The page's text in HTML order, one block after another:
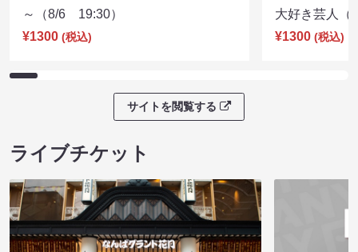
～（8/6 19:30）
¥1300 (税込)
大好き芸人
¥1300 (税込)
サイトを閲覧する
ライブチケット